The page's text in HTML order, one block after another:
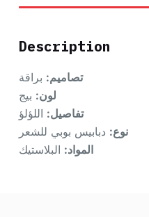
Description
تصاميم: براقة
لون: بيج
تفاصيل: اللؤلؤ
نوع: دبابيس بوبي للشعر
المواد: البلاستيك